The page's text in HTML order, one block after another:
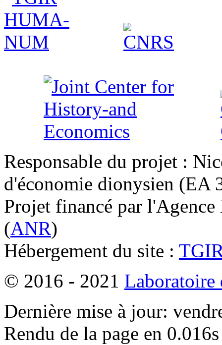
Responsable du projet :
d'économie dionysien
Projet financé par l'Agence
(ANR)
Hébergement du site :
© 2016 - 2021 Laboratoire
Dernière mise à jour:
Rendu de la page en 0.016s